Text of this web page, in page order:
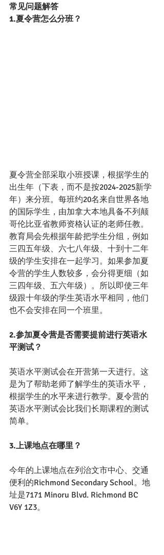
常见问题解答
1.夏令营怎么分班？
夏令营全部采取小班授课，根据学生的
出生年（下表，而不是按2024-2025新学
年）来分班。每班约20名来自世界各地
的国际学生，由加拿大本地具备不列颠
哥伦比亚省教师资格认证的老师任教。
教育局会先根据年龄把学生分组，例如
三四五年级、六七八年级、十到十二年
级的学生安排在一起学习。如果参加夏
令营的学生人数较多，会分得更细（如
三四年级、五六年级）。所以即使三年
级跟十年级的学生英语水平相同，他们
也不会安排在同一个班里。
2.参加夏令营是否需要提前进行英语水
平测试？
英语水平测试会在开营第一天进行。这
是为了帮助老师了解学生的英语水平，
根据学生的水平来进行教学。夏令营的
英语水平测试会比我们长期课程的测试
简单。
3.上课地点在哪里？
今年的上课地点在列治文市中心、交通
便利的Richmond Secondary School。地
址是7171 Minoru Blvd. Richmond BC
V6Y 1Z3。